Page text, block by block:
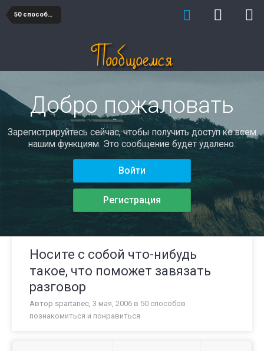
50 способов познакомиться и понравиться
Добро пожаловать
Зарегистрируйтесь сейчас, чтобы получить доступ ко всем
нашим функциям. Это сообщение будет удалено.
Войти
Регистрация
Носите с собой что-нибудь
такое, что поможет завязать
разговор
Автор spartanec, 3 мая, 2006 в 50 способов
познакомиться и понравиться